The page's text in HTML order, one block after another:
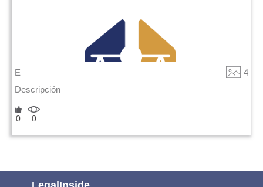
E
4
Descripción
0 0